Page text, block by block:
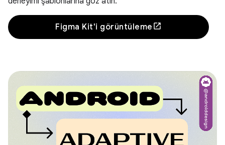
Figma Kit'i görüntüleme